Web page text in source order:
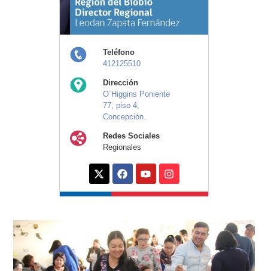
Teléfono
412125510
Dirección
O´Higgins Poniente
77, piso 4,
Concepción.
Redes Sociales
Regionales